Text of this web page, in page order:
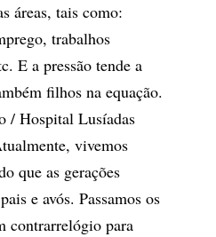
áreas, tais como:
trabalhos
E a pressão tende a
filhos na equação.
/ Hospital Lusíadas
vivemos
que as gerações
e avós. Passamos os
contrarrelógio para